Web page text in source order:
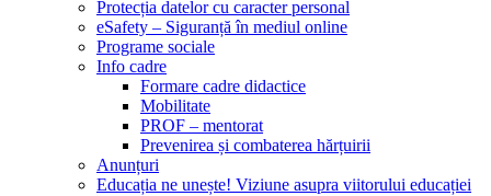
Protecția datelor cu caracter personal
eSafety – Siguranță în mediul online
Programe sociale
Info cadre
Formare cadre didactice
Mobilitate
PROF – mentorat
Prevenirea și combaterea hărțuirii
Anunțuri
Educația ne unește! Viziune asupra viitorului educației